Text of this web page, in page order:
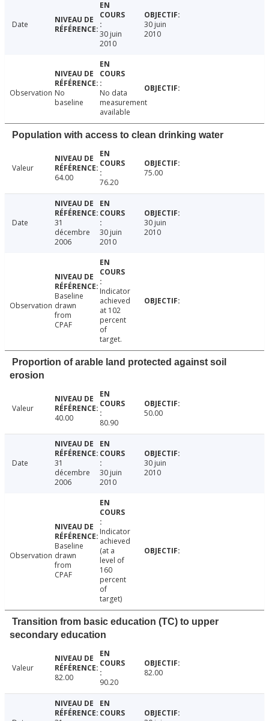
Date
30 juin
2010
30 juin
2010
Observation No
baseline
No data
measurement
available
Population with access to clean drinking water
Valeur
64.00
76.20
75.00
Date
31
décembre
2006
30 juin
2010
30 juin
2010
Observation
Baseline
drawn
from
CPAF
Indicator
achieved
at 102
percent
of
target.
Proportion of arable land protected against soil
erosion
Valeur
40.00
80.90
50.00
Date
31
décembre
2006
30 juin
2010
30 juin
2010
Observation
Baseline
drawn
from
CPAF
Indicator
achieved
(at a
level of
160
percent
of
target)
Transition from basic education (TC) to upper
secondary education
Valeur
82.00
90.20
82.00